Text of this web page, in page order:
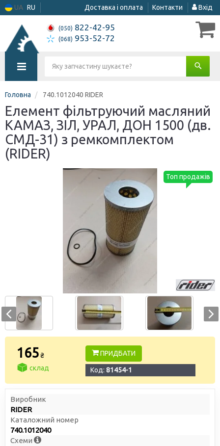
UA RU Доставка і оплата Контакти Вхід
(050) 822-42-95
(068) 953-52-72
Головна 740.1012040 RIDER
Елемент фільтруючий масляний
КАМАЗ, ЗІЛ, УРАЛ, ДОН 1500 (дв.
СМД-31) з ремкомплектом
(RIDER)
Топ продажів
165₴
склад
ПРИДБАТИ
Код: 81454-1
Виробник
RIDER
Каталожний номер
740.1012040
Схеми